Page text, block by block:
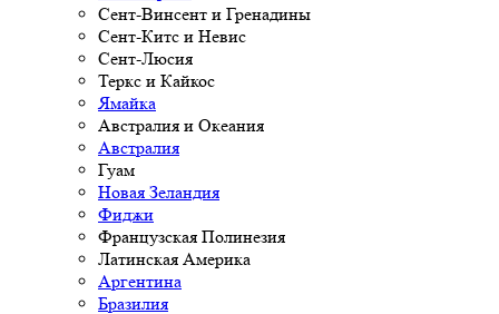
Сент-Винсент и Гренадины
Сент-Китс и Невис
Сент-Люсия
Теркс и Кайкос
Ямайка
Австралия и Океания
Австралия
Гуам
Новая Зеландия
Фиджи
Французская Полинезия
Латинская Америка
Аргентина
Бразилия